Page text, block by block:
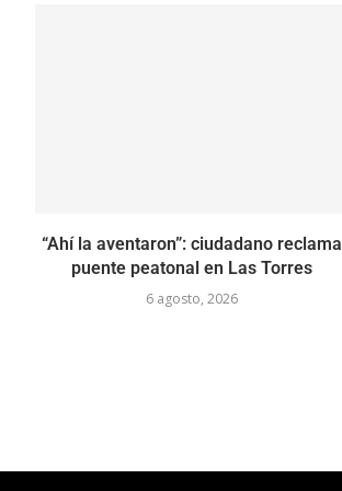
“Ahí la aventaron”: ciudadano reclama
puente peatonal en Las Torres
6 agosto, 2026